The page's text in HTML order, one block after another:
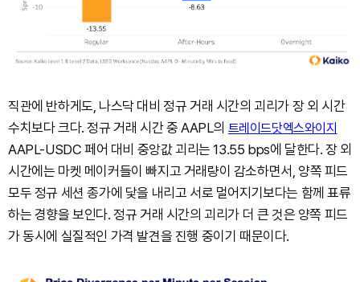
직관에 반하게도, 나스닥 대비 정규 거래 시간의 괴리가 장 외 시간
수치보다 크다. 정규 거래 시간 중 AAPL의 트레이드닷엑스와이지
AAPL-USDC 페어 대비 중앙값 괴리는 13.55 bps에 달한다. 장 외
시간에는 마켓 메이커들이 빠지고 거래량이 감소하면서, 양쪽 피드
모두 정규 세션 종가에 닻을 내리고 서로 멀어지기보다는 함께 표류
하는 경향을 보인다. 정규 거래 시간의 괴리가 더 큰 것은 양쪽 피드
가 동시에 실질적인 가격 발견을 진행 중이기 때문이다.